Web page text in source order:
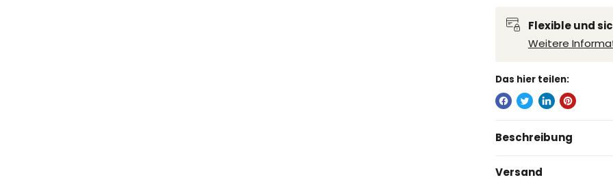
Flexible und
Weitere
Das hier teilen:
Beschreibung
Versand